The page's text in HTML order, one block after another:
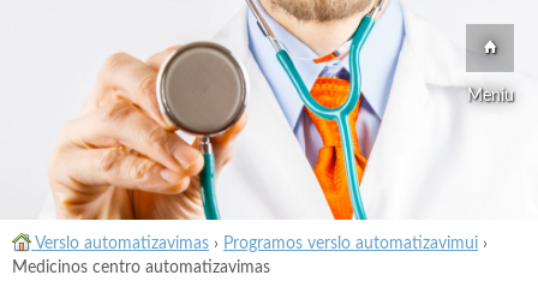
Meniu
Verslo automatizavimas › Programos verslo automatizavimui ›
Medicinos centro automatizavimas